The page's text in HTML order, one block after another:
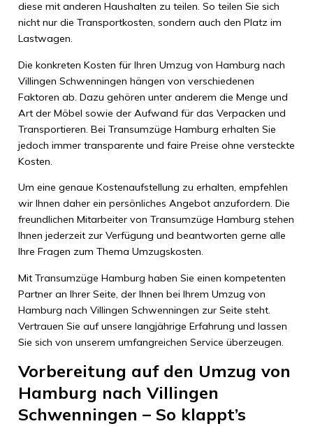
diese mit anderen Haushalten zu teilen. So teilen Sie sich
nicht nur die Transportkosten, sondern auch den Platz im
Lastwagen.
Die konkreten Kosten für Ihren Umzug von Hamburg nach
Villingen Schwenningen hängen von verschiedenen
Faktoren ab. Dazu gehören unter anderem die Menge und
Art der Möbel sowie der Aufwand für das Verpacken und
Transportieren. Bei Transumzüge Hamburg erhalten Sie
jedoch immer transparente und faire Preise ohne versteckte
Kosten.
Um eine genaue Kostenaufstellung zu erhalten, empfehlen
wir Ihnen daher ein persönliches Angebot anzufordern. Die
freundlichen Mitarbeiter von Transumzüge Hamburg stehen
Ihnen jederzeit zur Verfügung und beantworten gerne alle
Ihre Fragen zum Thema Umzugskosten.
Mit Transumzüge Hamburg haben Sie einen kompetenten
Partner an Ihrer Seite, der Ihnen bei Ihrem Umzug von
Hamburg nach Villingen Schwenningen zur Seite steht.
Vertrauen Sie auf unsere langjährige Erfahrung und lassen
Sie sich von unserem umfangreichen Service überzeugen.
Vorbereitung auf den Umzug von
Hamburg nach Villingen
Schwenningen – So klappt’s